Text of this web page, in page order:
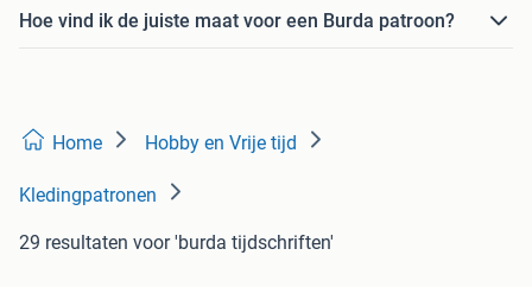
Hoe vind ik de juiste maat voor een Burda patroon?
Home Hobby en Vrije tijd
Kledingpatronen
29 resultaten voor 'burda tijdschriften'